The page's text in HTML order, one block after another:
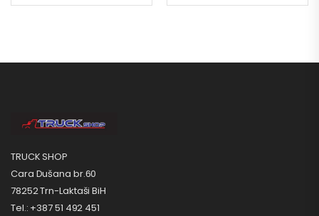
TRUCK SHOP
Cara Dušana br.60
78252 Trn-Laktaši BiH
Tel.: +387 51 492 451